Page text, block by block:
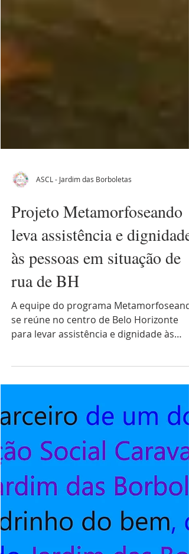
ASCL - Jardim das Borboletas
Projeto Metamorfoseando
leva assistência e dignidade
às pessoas em situação de
rua de BH
A equipe do programa
se reúne no centro de Belo Horizonte
pessoas em situação de rua.